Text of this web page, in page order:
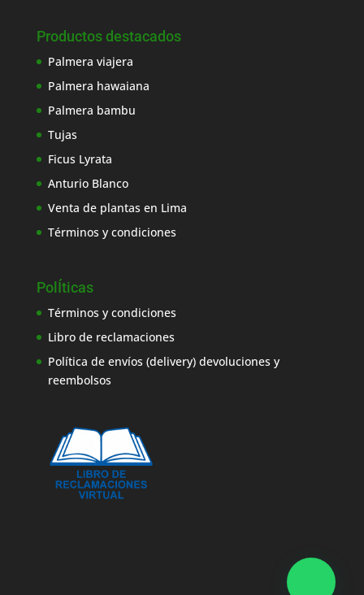
Productos destacados
Palmera viajera
Palmera hawaiana
Palmera bambu
Tujas
Ficus Lyrata
Anturio Blanco
Venta de plantas en Lima
Términos y condiciones
PolÍticas
Términos y condiciones
Libro de reclamaciones
Política de envíos (delivery) devoluciones y
reembolsos